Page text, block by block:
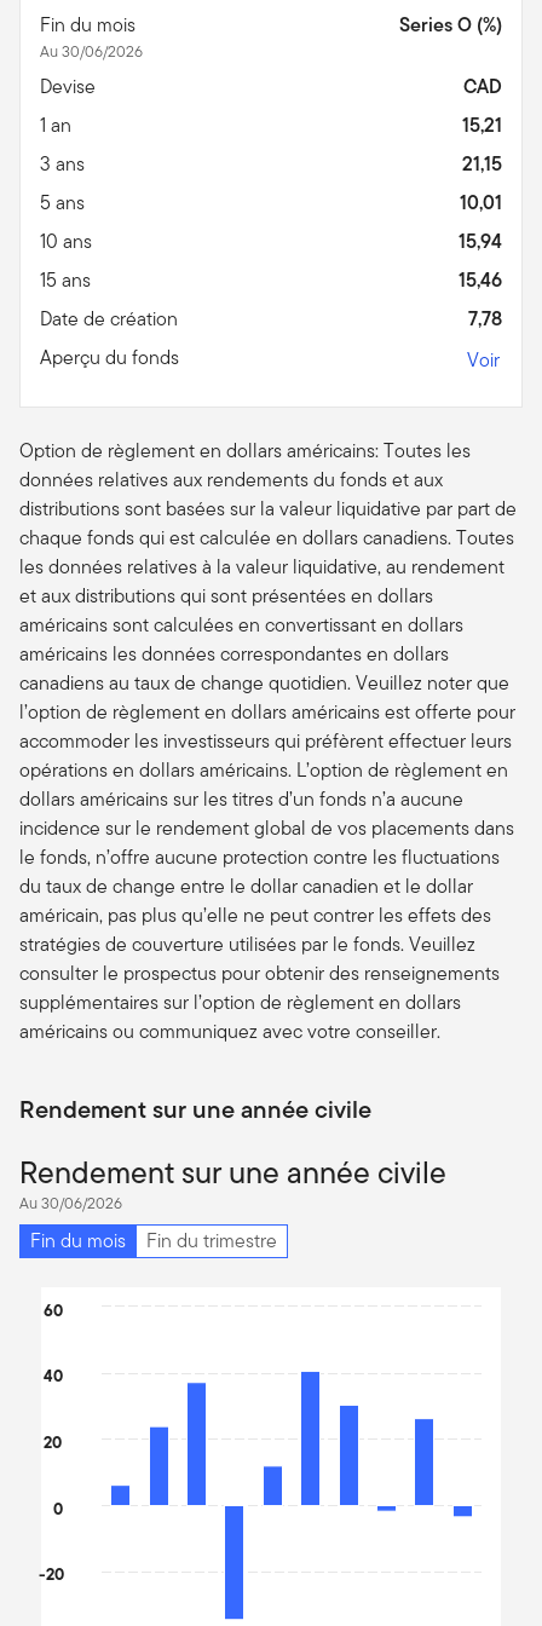
Fin du mois
Au 30/06/2026
Series O (%)
Devise
CAD
1 an
15,21
3 ans
21,15
5 ans
10,01
10 ans
15,94
15 ans
15,46
Date de création
7,78
Aperçu du fonds
Voir
Option de règlement en dollars américains: Toutes les
données relatives aux rendements du fonds et aux
distributions sont basées sur la valeur liquidative par part de
chaque fonds qui est calculée en dollars canadiens. Toutes
les données relatives à la valeur liquidative, au rendement
et aux distributions qui sont présentées en dollars
américains sont calculées en convertissant en dollars
américains les données correspondantes en dollars
canadiens au taux de change quotidien. Veuillez noter que
l’option de règlement en dollars américains est offerte pour
accommoder les investisseurs qui préfèrent effectuer leurs
opérations en dollars américains. L’option de règlement en
dollars américains sur les titres d’un fonds n’a aucune
incidence sur le rendement global de vos placements dans
le fonds, n’offre aucune protection contre les fluctuations
du taux de change entre le dollar canadien et le dollar
américain, pas plus qu’elle ne peut contrer les effets des
stratégies de couverture utilisées par le fonds. Veuillez
consulter le prospectus pour obtenir des renseignements
supplémentaires sur l’option de règlement en dollars
américains ou communiquez avec votre conseiller.
Rendement sur une année civile
Rendement sur une année civile
Au 30/06/2026
Fin du mois Fin du trimestre
The chart has 1 X axis displaying categories.
The chart has 1 Y axis displaying values. Data ranges from -
-20
0
20
40
60